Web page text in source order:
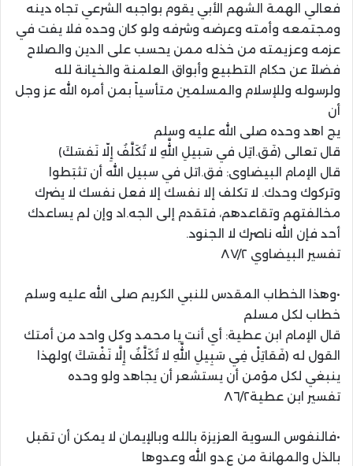
فعالي الهمة الشهم الأبي يقوم بواجبه الشرعي تجاه دينه
ومجتمعه وأمته وعرضه وشرفه ولو كان وحده فلا يفت في
عزمه وعزيمته من خذله ممن يحسب على الدين والصلاح
فضلاً عن حكام التطبيع وأبواق العلمنة والخيانة لله
ولرسوله وللإسلام والمسلمين متأسياً بمن أمره الله عز وجل
أن
يج اهد وحده صلى الله عليه وسلم
قال تعالى ﴿فَق.اتِل في سَبيلِ اللَّهِ لا تُكَلَّفُ إِلّا نَفسَكَ﴾
قال الإمام البيضاوى: فق.اتل في سبيل الله أن تثبَطوا
وتركوك وحدك. لا تكلف إلا نفسك إلا فعل نفسك لا يضرك
مخالفتهم وتقاعدهم، فتقدم إلى الجه.اد وإن لم يساعدك
أحد فإن الله ناصرك لا الجنود.
تفسير البيضاوي ٨٧/٢
•وهذا الخطاب المقدس للنبي الكريم صلى الله عليه وسلم
خطاب لكل مسلم
قال الإمام ابن عطية: أي أنت يا محمد وكل واحد من أمتك
القول له (فَقاتِلْ فِي سَبِيلِ اللَّهِ لا تُكَلَّفُ إِلَّا نَفْسَكَ )ولهذا
ينبغي لكل مؤمن أن يستشعر أن يجاهد ولو وحده
تفسير ابن عطية٨٦/٢
•فالنفوس السوية العزيزة بالله وبالإيمان لا يمكن أن تقبل
بالذل والمهانة من ع.دو الله وعدوها